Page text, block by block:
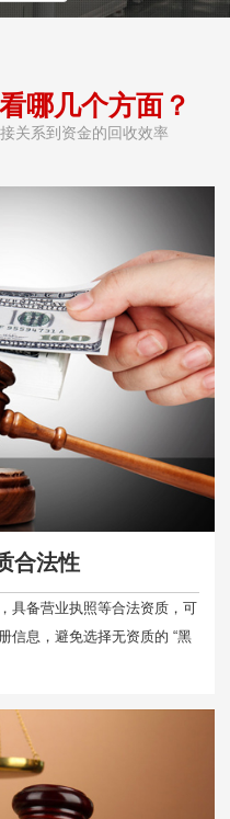
哪几个方面？
关系到资金的回收效率
合法性
具备营业执照等合法资质，可
信息，避免选择无资质的 “黑